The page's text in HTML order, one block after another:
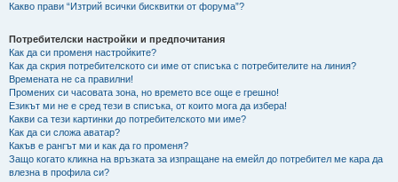
Какво прави “Изтрий всички бисквитки от форума”?
Потребителски настройки и предпочитания
Как да си променя настройките?
Как да скрия потребителското си име от списъка с потребителите на линия?
Времената не са правилни!
Промених си часовата зона, но времето все още е грешно!
Езикът ми не е сред тези в списъка, от които мога да избера!
Какви са тези картинки до потребителското ми име?
Как да си сложа аватар?
Какъв е рангът ми и как да го променя?
Защо когато кликна на връзката за изпращане на емейл до потребител ме кара да
влезна в профила си?